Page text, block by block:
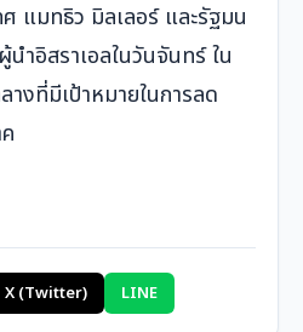
ศ แมทธิว มิลเลอร์ และรัฐมน
ำอิสราเอลในวันจันทร์ ใน
างที่มีเป้าหมายในการลด
X (Twitter) LINE